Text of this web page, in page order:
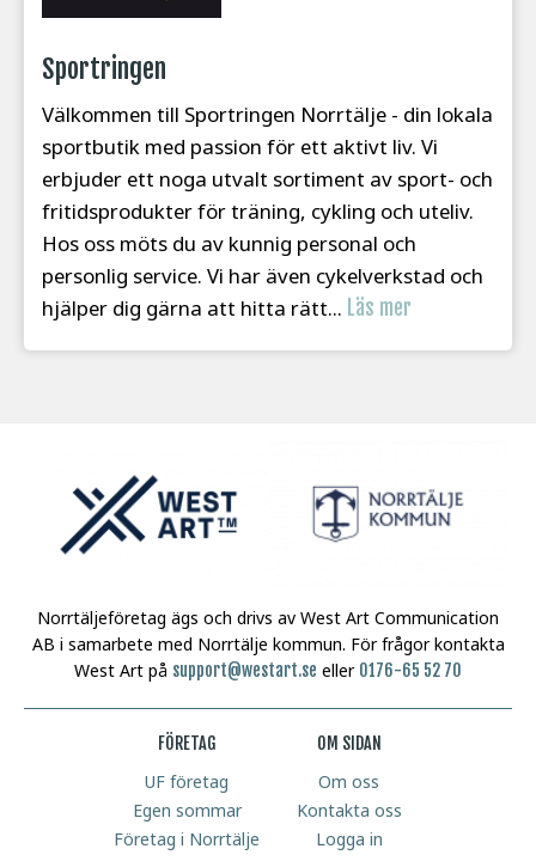
Sportringen
Välkommen till Sportringen Norrtälje - din lokala
sportbutik med passion för ett aktivt liv. Vi
erbjuder ett noga utvalt sortiment av sport- och
fritidsprodukter för träning, cykling och uteliv.
Hos oss möts du av kunnig personal och
personlig service. Vi har även cykelverkstad och
hjälper dig gärna att hitta rätt... Läs mer
Norrtäljeföretag ägs och drivs av West Art Communication
AB i samarbete med Norrtälje kommun. För frågor kontakta
West Art på support@westart.se eller 0176-65 52 70
FÖRETAG
UF företag
Egen sommar
Företag i Norrtälje
OM SIDAN
Om oss
Kontakta oss
Logga in